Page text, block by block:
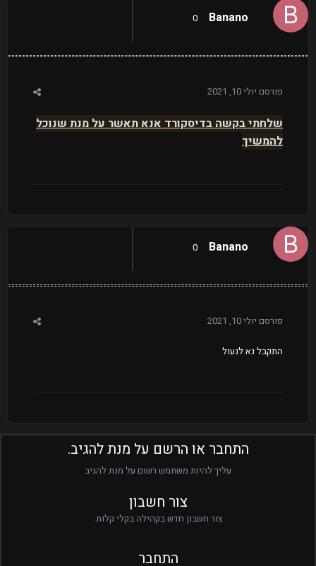
Banano
0
פורסם יולי 10, 2021
שלחתי בקשה בדיסקורד אנא תאשר על מנת שנוכל
להמשיך
Banano
0
פורסם יולי 10, 2021
התקבל נא לנעול
התחבר או הרשם על מנת להגיב.
עליך להיות משתמש רשום על מנת להגיב
צור חשבון
צור חשבון חדש בקהילה בקלי קלות.
התחבר